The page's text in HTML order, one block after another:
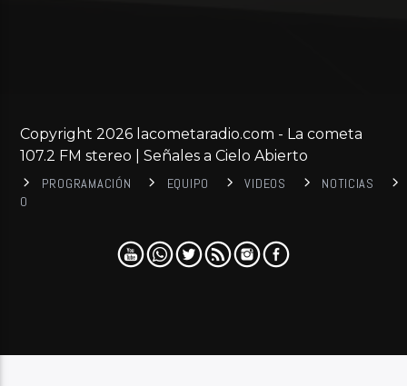
Copyright 2026 lacometaradio.com - La cometa
107.2 FM stereo | Señales a Cielo Abierto
PROGRAMACIÓN EQUIPO VIDEOS
NOTICIAS
0